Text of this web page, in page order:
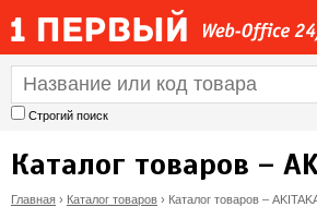
Jump to navigation
Строгий поиск
Каталог товаров –
Главная › Каталог товаров › Каталог товаров –